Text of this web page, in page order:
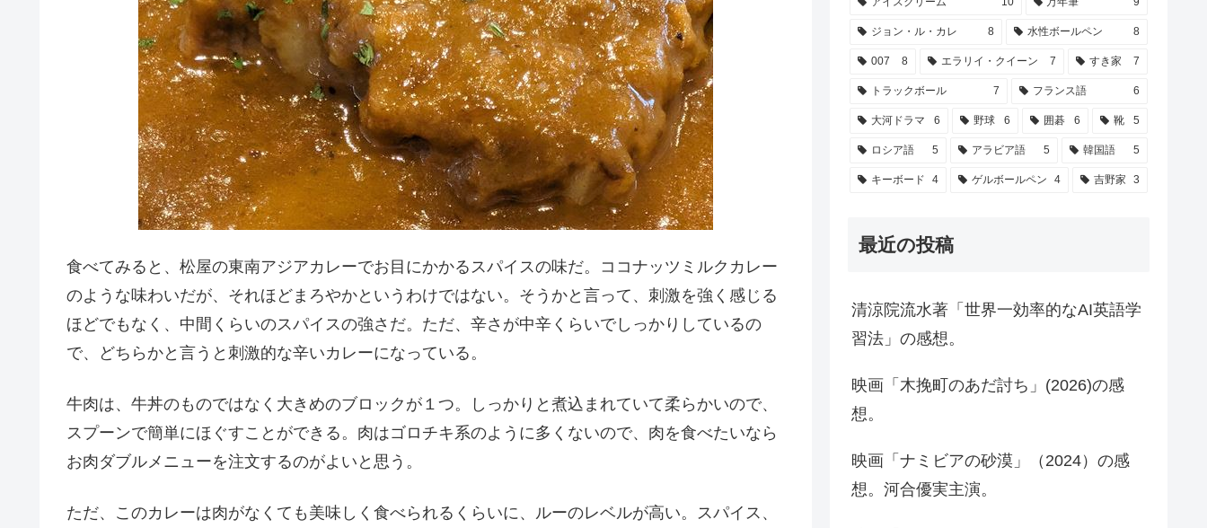
食べてみると、松屋の東南アジアカレーでお目にかかるスパイスの味だ。ココナッツミルクカレー
のような味わいだが、それほどまろやかというわけではない。そうかと言って、刺激を強く感じる
ほどでもなく、中間くらいのスパイスの強さだ。ただ、辛さが中辛くらいでしっかりしているの
で、どちらかと言うと刺激的な辛いカレーになっている。
牛肉は、牛丼のものではなく大きめのブロックが１つ。しっかりと煮込まれていて柔らかいので、
スプーンで簡単にほぐすことができる。肉はゴロチキ系のように多くないので、肉を食べたいなら
お肉ダブルメニューを注文するのがよいと思う。
ただ、このカレーは肉がなくても美味しく食べられるくらいに、ルーのレベルが高い。スパイス、
ジョン・ル・カレ 8 水性ボールペン 8
007 8 エラリイ・クイーン 7 すき家 7
トラックボール 7 フランス語 6
大河ドラマ 6 野球 6 囲碁 6 靴 5
ロシア語 5 アラビア語 5 韓国語 5
キーボード 4 ゲルボールペン 4 吉野家 3
最近の投稿
清涼院流水著「世界一効率的なAI英語学
習法」の感想。
映画「木挽町のあだ討ち」(2026)の感
想。
映画「ナミビアの砂漠」（2024）の感
想。河合優実主演。